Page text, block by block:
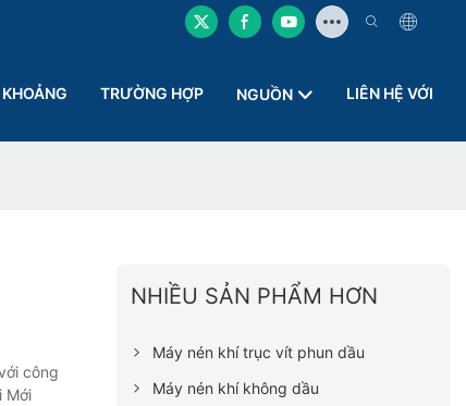
KHOẢNG TRƯỜNG HỢP NGUỒN LIÊN HỆ VỚI
công
Mới
NHIỀU SẢN PHẨM HƠN
Máy nén khí trục vít phun dầu
Máy nén khí không dầu